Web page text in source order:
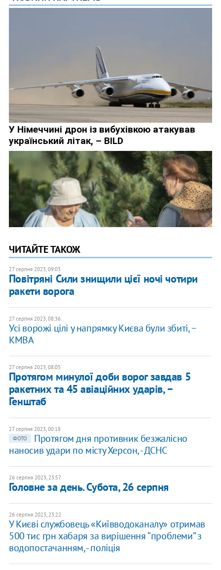
ЧИТАЙТЕ ТАКОЖ
27 серпня 2023, 09:03
Повітряні Сили знищили цієї ночі чотири
ракети ворога
27 серпня 2023, 08:36
Усі ворожі цілі у напрямку Києва були збиті, −
КМВА
27 серпня 2023, 08:05
Протягом минулої доби ворог завдав 5
ракетних та 45 авіаційних ударів, −
Генштаб
27 серпня 2023, 00:18
ФОТО
Протягом дня противник безжалісно
наносив удари по місту Херсон, - ДСНС
26 серпня 2023, 23:57
Головне за день. Субота, 26 серпня
26 серпня 2023, 23:22
У Києві службовець «Київводоканалу» отримав
500 тис грн хабаря за вирішення “проблеми” з
водопостачанням, - поліція